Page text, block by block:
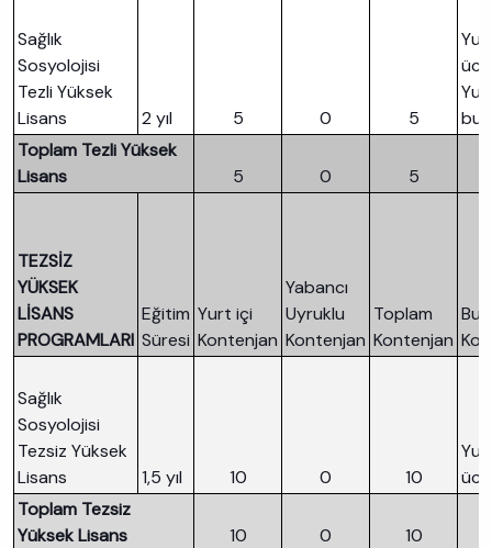
Sağlık
Sosyolojisi
Tezli Yüksek
Lisans
2 yıl 5 0 5
Toplam Tezli Yüksek
Lisans
5 0 5
TEZSİZ
YÜKSEK
LİSANS
PROGRAMLARI
Eğitim
Süresi
Yurt içi
Kontenjan
Yabancı
Uyruklu
Kontenjan
Toplam
Kontenjan
Sağlık
Sosyolojisi
Tezsiz Yüksek
Lisans
1,5 yıl 10 0 10
Toplam Tezsiz
Yüksek Lisans
10 0
10